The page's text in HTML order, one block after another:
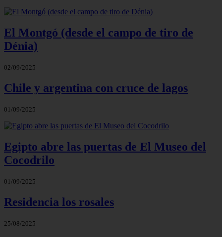
El Montgó (desde el campo de tiro de
Dénia)
02/09/2025
Chile y argentina con cruce de lagos
01/09/2025
Egipto abre las puertas de El Museo del
Cocodrilo
01/09/2025
Residencia los rosales
25/08/2025